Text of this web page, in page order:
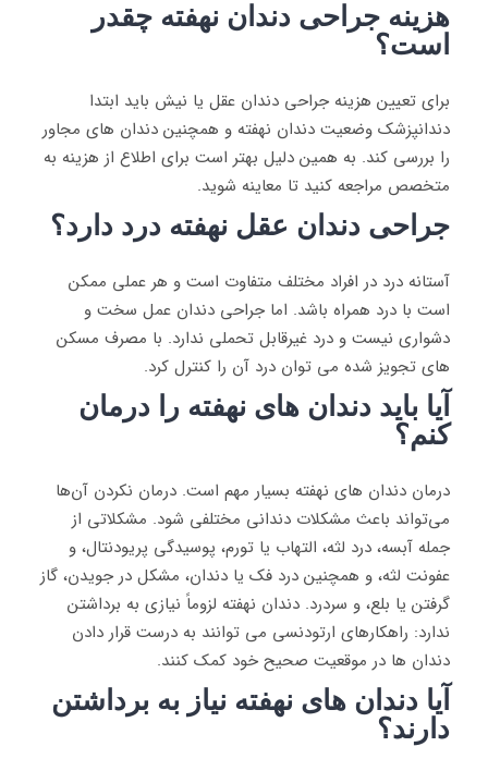
هزینه جراحی دندان نهفته چقدر
است؟
برای تعیین هزینه جراحی دندان عقل یا نیش باید ابتدا
دندانپزشک وضعیت دندان نهفته و همچنین دندان های مجاور
را بررسی کند. به همین دلیل بهتر است برای اطلاع از هزینه به
متخصص مراجعه کنید تا معاینه شوید.
جراحی دندان عقل نهفته درد دارد؟
آستانه درد در افراد مختلف متفاوت است و هر عملی ممکن
است با درد همراه باشد. اما جراحی دندان عمل سخت و
دشواری نیست و درد غیرقابل تحملی ندارد. با مصرف مسکن
های تجویز شده می توان درد آن را کنترل کرد.
آیا باید دندان های نهفته را درمان
کنم؟
درمان دندان های نهفته بسیار مهم است. درمان نکردن آن‌ها
می‌تواند باعث مشکلات دندانی مختلفی شود. مشکلاتی از
جمله آبسه، درد لثه، التهاب یا تورم، پوسیدگی پریودنتال، و
عفونت لثه، و همچنین درد فک یا دندان، مشکل در جویدن، گاز
گرفتن یا بلع، و سردرد. دندان نهفته لزوماً نیازی به برداشتن
ندارد: راهکارهای ارتودنسی می توانند به درست قرار دادن
دندان ‌ها در موقعیت صحیح خود کمک کنند.
آیا دندان های نهفته نیاز به برداشتن
دارند؟